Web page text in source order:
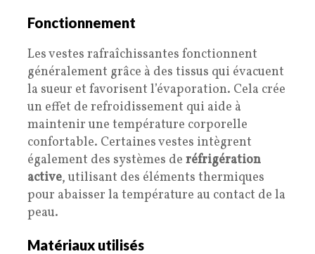
Fonctionnement
Les vestes rafraîchissantes fonctionnent
généralement grâce à des tissus qui évacuent
la sueur et favorisent l’évaporation. Cela crée
un effet de refroidissement qui aide à
maintenir une température corporelle
confortable. Certaines vestes intègrent
également des systèmes de réfrigération
active, utilisant des éléments thermiques
pour abaisser la température au contact de la
peau.
Matériaux utilisés